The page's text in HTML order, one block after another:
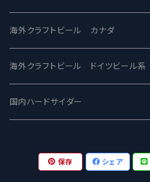
忽布古丹醸造 - HOP KOTAN
ワイマーケットブルーイング
志賀高原ビール - SIGAKOGEN
箕面ビール - MINOH BEER
Fair State フェアステイト
Lagunitas ラグニタス
FirestoneWalker ファイアストーン
Mikkeller ミッケラー
ワイルドチャイルド - Wilde Child
BrewDog Brewery - ブリュードッグ
The Flying Inn / ザ フライイング イン
Lambiek Fabriek - ファブリーク
Heart Of Darkness - ハートオブダ
Carbon brews -カーボン
TAIHU - タイフー
Behemoth - ベヒーモス
ROCKY RIDGE - ロッキーリッジ
BODRIGGY BREWING ボッドリ
CO-CONSPIRATORS コ・コンスピ
Deep Creek Brewing Co.
海外クラフトビール カナダ
Jackie O's ジャッキーオーズ
Westbrook ウェストブルック
Strathcona ストラスコナ
海外クラフトビール ドイツビール系
Karmeliten カーメリテン
Früh フリュー
国内ハードサイダー
保存 シェア